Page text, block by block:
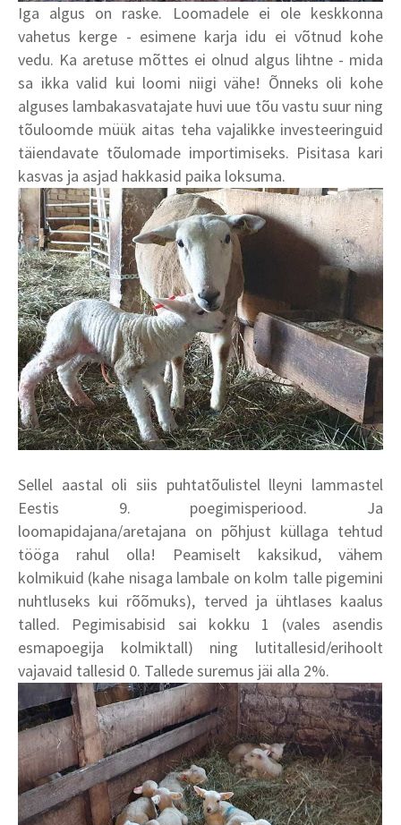
Iga algus on raske. Loomadele ei ole keskkonna
vahetus kerge - esimene karja idu ei võtnud kohe
vedu. Ka aretuse mõttes ei olnud algus lihtne - mida
sa ikka valid kui loomi niigi vähe! Õnneks oli kohe
alguses lambakasvatajate huvi uue tõu vastu suur ning
tõuloomde müük aitas teha vajalikke investeeringuid
täiendavate tõulomade importimiseks. Pisitasa kari
kasvas ja asjad hakkasid paika loksuma.
Sellel aastal oli siis puhtatõulistel lleyni lammastel
Eestis 9. poegimisperiood. Ja
loomapidajana/aretajana on põhjust küllaga tehtud
tööga rahul olla! Peamiselt kaksikud, vähem
kolmikuid (kahe nisaga lambale on kolm talle pigemini
nuhtluseks kui rõõmuks), terved ja ühtlases kaalus
talled. Pegimisabisid sai kokku 1 (vales asendis
esmapoegija kolmiktall) ning lutitallesid/erihoolt
vajavaid tallesid 0. Tallede suremus jäi alla 2%.